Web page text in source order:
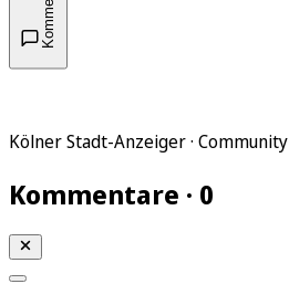
Kölner Stadt-Anzeiger · Community
Kommentare · 0